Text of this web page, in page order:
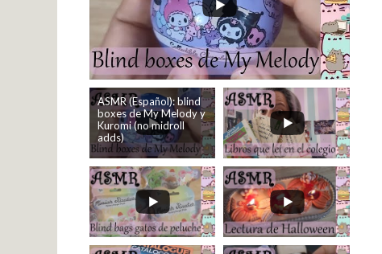
ASMR (Español): blind
boxes de My Melody y
Kuromi (no midroll
adds)